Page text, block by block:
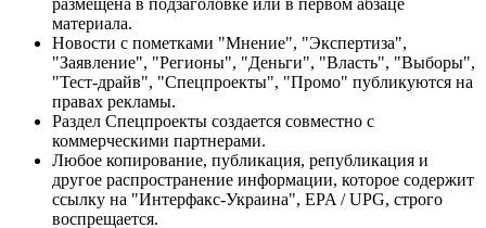
материала.
Новости с пометками "Мнение", "Экспертиза",
"Заявление", "Регионы", "Деньги", "Власть", "Выборы",
"Тест-драйв", "Спецпроекты", "Промо" публикуются на
правах рекламы.
Раздел Спецпроекты создается совместно с
коммерческими партнерами.
Любое копирование, публикация, републикация и
другое распространение информации, которое содержит
ссылку на "Интерфакс-Украина", EPA / UPG, строго
воспрещается.